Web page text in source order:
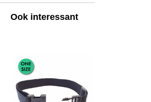
Ook interessant